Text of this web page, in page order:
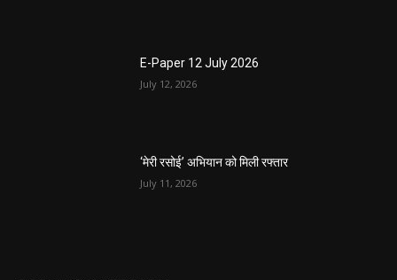
E-Paper 12 July 2026
July 12, 2026
‘मेरी रसोई’ अभियान को मिली रफ्तार
July 11, 2026